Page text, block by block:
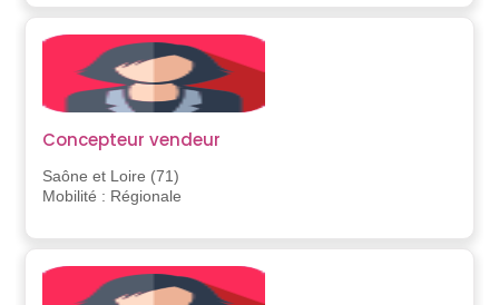
Concepteur vendeur
Saône et Loire (71)
Mobilité : Régionale